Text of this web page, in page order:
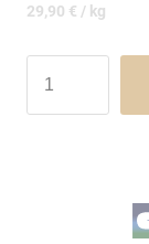
29,90 € / kg